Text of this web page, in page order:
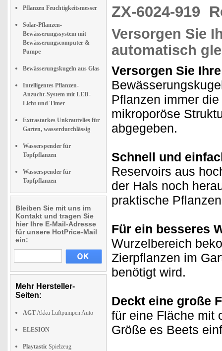
Pflanzen Feuchtigkeitsmesser
Solar-Pflanzen-
Bewässerungssystem mit
Bewässerungscomputer &
Pumpe
Bewässerungskugeln aus Glas
Intelligentes Pflanzen-
Anzucht-System mit LED-
Licht und Timer
Extrastarkes Unkrautvlies für
Garten, wasserdurchlässig
Wasserspender für
Topfpflanzen
Wasserspender für
Topfpflanzen
Bleiben Sie mit uns im
Kontakt und tragen Sie
hier Ihre E-Mail-Adresse
für unsere HotPrice-Mail
ein:
Mehr Hersteller-
Seiten:
AGTAkku Luftpumpen Auto
ELESION
Playtastic Spielzeug
ZX-6024-919
Versorgen Sie
automatisch
Versorgen Sie
Pflanzen immer
mikroporöse
abgegeben.
Schnell und
Reservoirs aus
der Hals noch
praktische
Für ein besseres
Wurzelbereich
Zierpflanzen im
benötigt wird.
Deckt eine große
für eine Fläche mit
Größe es Beets